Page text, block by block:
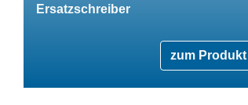
Ersatzschreiber
zum Produkt